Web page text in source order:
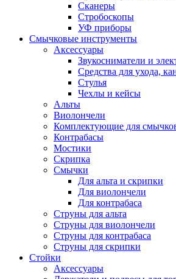
Сканеры
Стробоскопы
УФ приборы
Смычковые инструменты
Аксессуары
Звукосниматели и
Средства для ухода,
Стулья
Чехлы и кейсы
Альты
Виолончели
Комплектующие для
Контрабасы
Мостики
Скрипка
Смычки
Для альта и скрипки
Для виолончели
Для контрабаса
Струны для альта
Струны для виолончели
Струны для контрабаса
Струны для скрипки
Стойки
Аксессуары